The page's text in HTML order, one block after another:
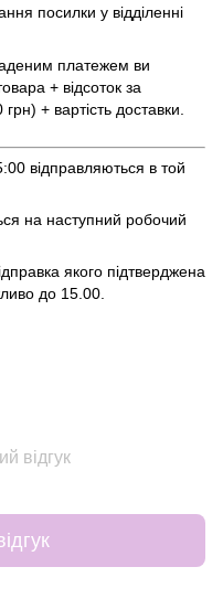
посилки у відділенні
платежем ви
+ відсоток за
+ вартість доставки.
відправляються в той
на наступний робочий
якого підтверджена
до 15.00.
відгук